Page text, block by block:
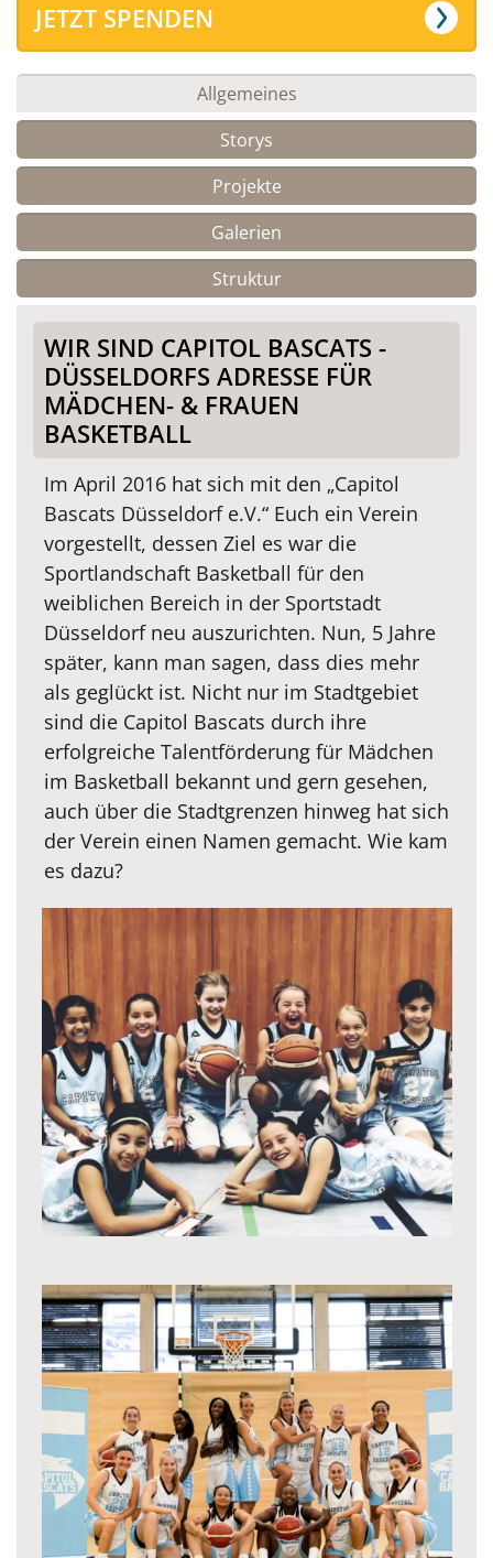
JETZT SPENDEN
Allgemeines
Storys
Projekte
Galerien
Struktur
WIR SIND CAPITOL BASCATS -
DÜSSELDORFS ADRESSE FÜR
MÄDCHEN- & FRAUEN
BASKETBALL
Im April 2016 hat sich mit den „Capitol
Bascats Düsseldorf e.V.“ Euch ein Verein
vorgestellt, dessen Ziel es war die
Sportlandschaft Basketball für den
weiblichen Bereich in der Sportstadt
Düsseldorf neu auszurichten. Nun, 5 Jahre
später, kann man sagen, dass dies mehr
als geglückt ist. Nicht nur im Stadtgebiet
sind die Capitol Bascats durch ihre
erfolgreiche Talentförderung für Mädchen
im Basketball bekannt und gern gesehen,
auch über die Stadtgrenzen hinweg hat sich
der Verein einen Namen gemacht. Wie kam
es dazu?